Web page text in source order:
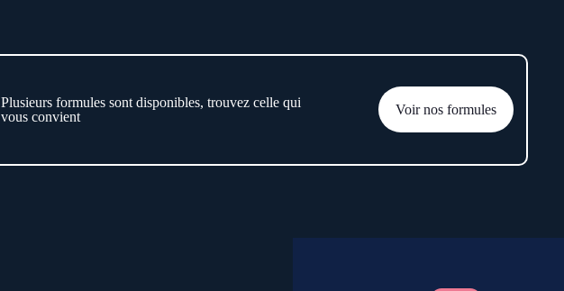
Plusieurs formules sont disponibles, trouvez celle qui
vous convient
Voir nos formules